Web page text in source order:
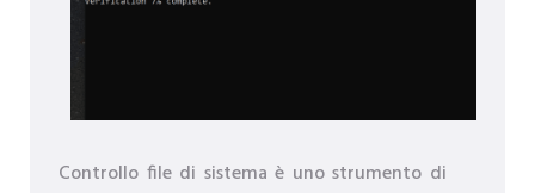
Controllo file di sistema è uno strumento di